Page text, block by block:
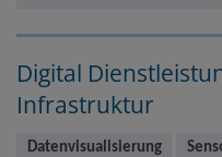
Digital
Infrastruktur
Datenvisualisierung